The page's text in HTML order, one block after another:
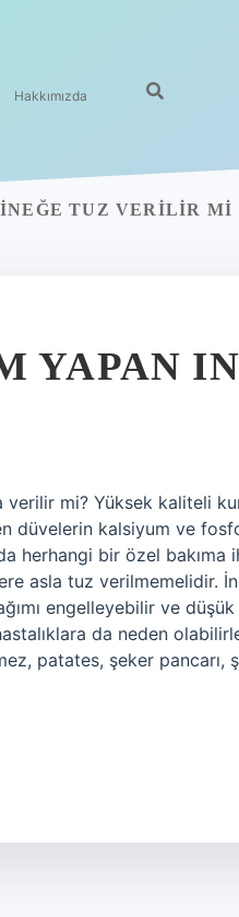
Hakkımızda
TUZ VERILIR MI
YAPAN
mi? Yüksek kaliteli
düvelerin kalsiyum ve
herhangi bir özel bakıma
asla tuz verilmemelidir.
engelleyebilir ve
da neden
patates, şeker pancarı,